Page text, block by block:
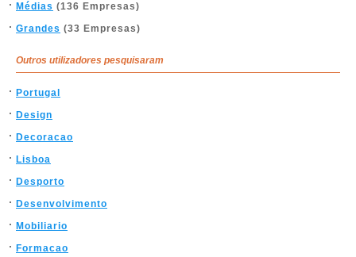
Médias (136 Empresas)
Grandes (33 Empresas)
Outros utilizadores pesquisaram
Portugal
Design
Decoracao
Lisboa
Desporto
Desenvolvimento
Mobiliario
Formacao